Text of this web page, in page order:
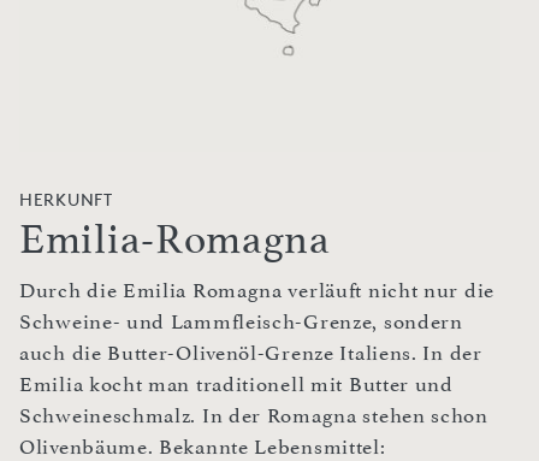
HERKUNFT
Emilia-Romagna
Durch die Emilia Romagna verläuft nicht nur die
Schweine- und Lammfleisch-Grenze, sondern
auch die Butter-Olivenöl-Grenze Italiens. In der
Emilia kocht man traditionell mit Butter und
Schweineschmalz. In der Romagna stehen schon
Olivenbäume. Bekannte Lebensmittel: